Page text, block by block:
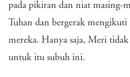
pada pikiran dan niat masing-
Tuhan dan bergerak mengikuti
mereka. Hanya saja, Meri tidak
untuk itu subuh ini.